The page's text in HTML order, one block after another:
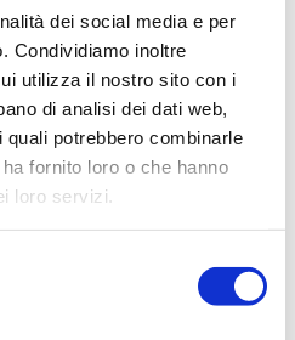
dei social media e per
Condividiamo inoltre
utilizza il nostro sito con i
di analisi dei dati web,
potrebbero combinarle
fornito loro o che hanno
loro servizi.
PRODOTTO
EAU DE